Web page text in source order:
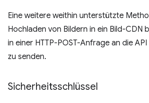
Eine weitere weithin unterstützte
Hochladen von Bildern in ein Bild-CDN
in einer HTTP-POST-Anfrage an die
zu senden.
Sicherheitsschlüssel